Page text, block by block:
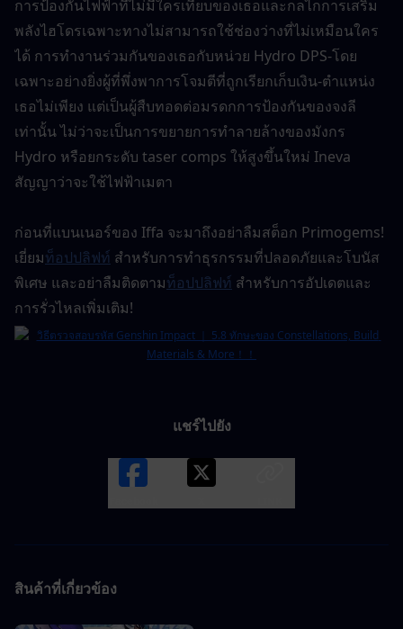
การป้องกันไฟฟ้าที่ไม่มีใครเทียบของเธอและกลไกการเสริม
พลังไฮโดรเฉพาะทางไม่สามารถใช้ช่องว่างที่ไม่เหมือนใคร
ได้ การทำงานร่วมกันของเธอกับหน่วย Hydro DPS-โดย
เฉพาะอย่างยิ่งผู้ที่พึ่งพาการโจมตีที่ถูกเรียกเก็บเงิน-ตำแหน่ง
เธอไม่เพียง แต่เป็นผู้สืบทอดต่อมรดกการป้องกันของจงลี
เท่านั้น ไม่ว่าจะเป็นการขยายการทำลายล้างของมังกร
Hydro หรือยกระดับ taser comps ให้สูงขึ้นใหม่ Ineva
สัญญาว่าจะใช้ไฟฟ้าเมตา
ก่อนที่แบนเนอร์ของ Iffa จะมาถึงอย่าลืมสต็อก Primogems!
เยี่ยมท็อปปลิฟท์ สำหรับการทำธุรกรรมที่ปลอดภัยและโบนัส
พิเศษ และอย่าลืมติดตามท็อปปลิฟท์ สำหรับการอัปเดตและ
การรั่วไหลเพิ่มเติม!
แชร์ไปยัง
สินค้าที่เกี่ยวข้อง